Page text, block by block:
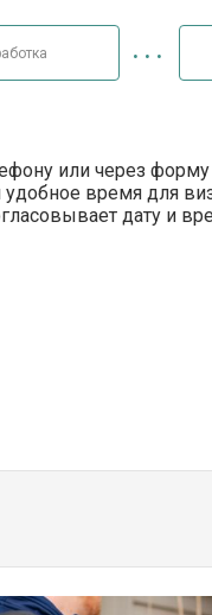
или через
время для
дату и